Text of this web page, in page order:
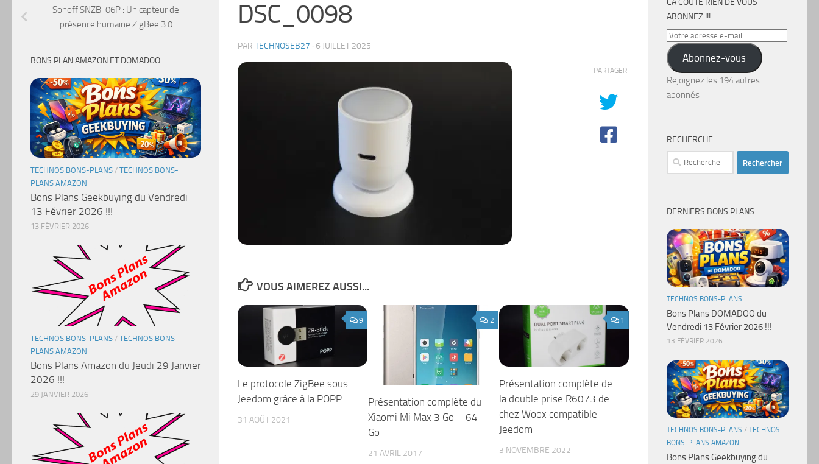
DSC_0098
PAR TECHNOSEB27 · 6 JUILLET 2025
PARTAGER
VOUS AIMEREZ AUSSI...
9
Le protocole ZigBee sous
Jeedom grâce à la POPP
31 AOÛT 2021
2
Présentation complète du
Xiaomi Mi Max 3 Go – 64
Go
21 AVRIL 2017
1
Présentation complète de
la double prise R6073 de
chez Woox compatible
Jeedom
3 NOVEMBRE 2022
Sonoff SNZB-06P : Un capteur de
présence humaine ZigBee 3.0
BONS PLAN AMAZON ET DOMADOO
TECHNOS BONS-PLANS / TECHNOS BONS-
PLANS AMAZON
Bons Plans Geekbuying du Vendredi
13 Février 2026 !!!
13 FÉVRIER 2026
TECHNOS BONS-PLANS / TECHNOS BONS-
PLANS AMAZON
Bons Plans Amazon du Jeudi 29 Janvier
2026 !!!
29 JANVIER 2026
CA COÛTE RIEN DE VOUS
ABONNEZ !!!
Votre
adresse
e-
mail
Abonnez-vous
Rejoignez les 194 autres
abonnés
RECHERCHE
Rechercher :
DERNIERS BONS PLANS
TECHNOS BONS-PLANS
Bons Plans DOMADOO du
Vendredi 13 Février 2026 !!!
13 FÉVRIER 2026
TECHNOS BONS-PLANS / TECHNOS
BONS-PLANS AMAZON
Bons Plans Geekbuying du